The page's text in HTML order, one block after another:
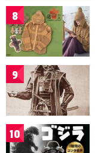
8
9
10